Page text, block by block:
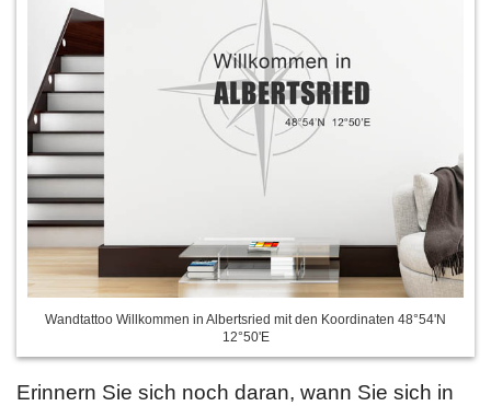
Wandtattoo Willkommen in Albertsried mit den Koordinaten 48°54'N
12°50'E
Erinnern Sie sich noch daran, wann Sie sich in